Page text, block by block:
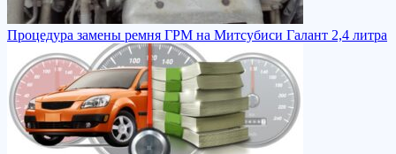
Процедура замены ремня ГРМ на Митсубиси Галант 2,4 литра